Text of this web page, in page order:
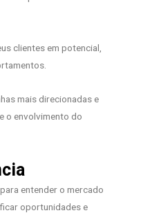
clientes em potencial,
mais direcionadas e
o envolvimento do
entender o mercado
oportunidades e